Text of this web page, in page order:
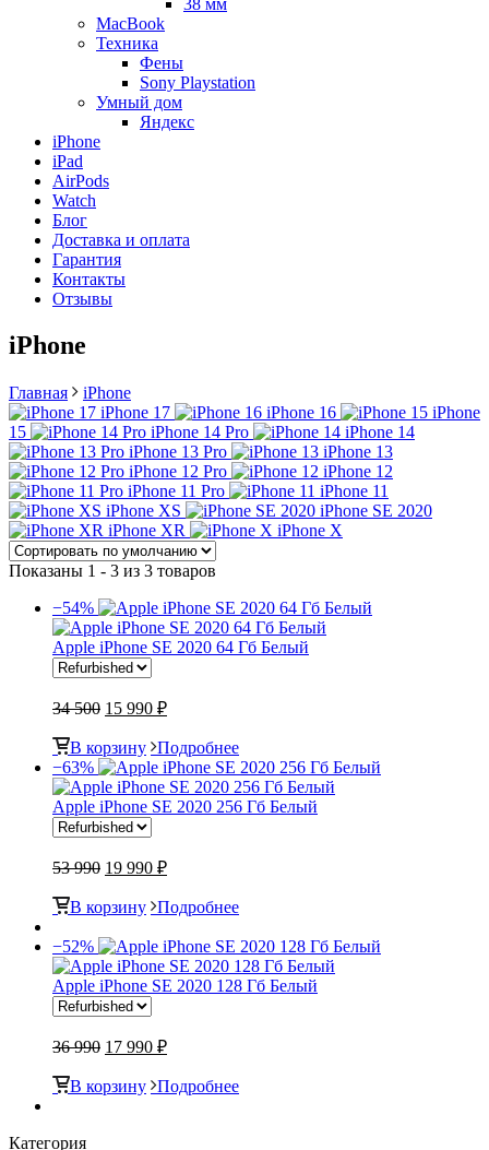
38 мм
MacBook
Техника
Фены
Sony Playstation
Умный дом
Яндекс
iPhone
iPad
AirPods
Watch
Блог
Доставка и оплата
Гарантия
Контакты
Отзывы
iPhone
Главная
iPhone
iPhone 17
iPhone 16
iPhone
15
iPhone 14 Pro
iPhone 14
iPhone 13 Pro
iPhone 13
iPhone 12 Pro
iPhone 12
iPhone 11 Pro
iPhone 11
iPhone XS
iPhone SE 2020
iPhone XR
iPhone X
Показаны 1 - 3 из 3 товаров
−54%
Apple iPhone SE 2020 64 Гб Белый
34 500 15 990 ₽
В корзину Подробнее
−63%
Apple iPhone SE 2020 256 Гб Белый
53 990 19 990 ₽
В корзину Подробнее
−52%
Apple iPhone SE 2020 128 Гб Белый
36 990 17 990 ₽
В корзину Подробнее
Категория